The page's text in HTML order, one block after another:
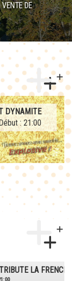
DE
DYNAMITE
: 21:00
TEUF
: 21:00